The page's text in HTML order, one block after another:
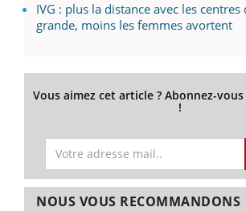
IVG : plus la distance avec les centres
grande, moins les femmes avortent
Vous aimez cet article ? Abonnez-
!
NOUS VOUS RECOMMANDONS